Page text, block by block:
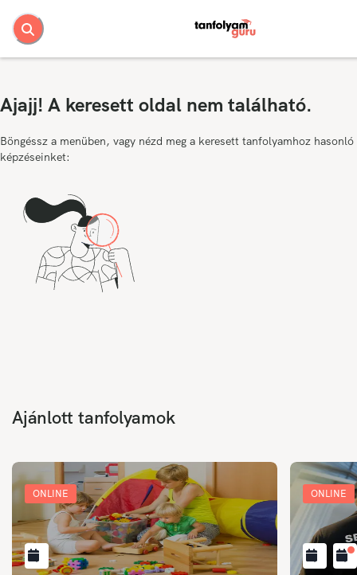
Ajajj! A keresett oldal nem található.
Böngéssz a menüben, vagy nézd meg a keresett tanfolyamhoz hasonló
képzéseinket:
Ajánlott tanfolyamok
ONLINE ONLINE